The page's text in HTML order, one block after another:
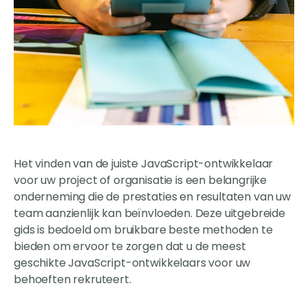
Het vinden van de juiste JavaScript-ontwikkelaar
voor uw project of organisatie is een belangrijke
onderneming die de prestaties en resultaten van uw
team aanzienlijk kan beïnvloeden. Deze uitgebreide
gids is bedoeld om bruikbare beste methoden te
bieden om ervoor te zorgen dat u de meest
geschikte JavaScript-ontwikkelaars voor uw
behoeften rekruteert.